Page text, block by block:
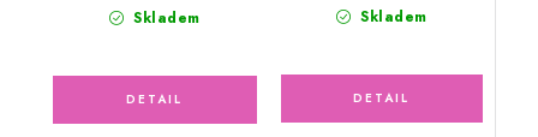
Skladem Skladem